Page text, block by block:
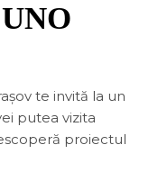
te invită la un
putea vizita
proiectul